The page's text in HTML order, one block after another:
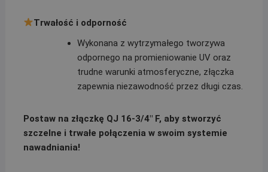
Trwałość i odporność
Wykonana z wytrzymałego tworzywa
odpornego na promieniowanie UV oraz
trudne warunki atmosferyczne, złączka
zapewnia niezawodność przez długi czas.
Postaw na złączkę QJ 16-3/4″ F, aby stworzyć
szczelne i trwałe połączenia w swoim systemie
nawadniania!